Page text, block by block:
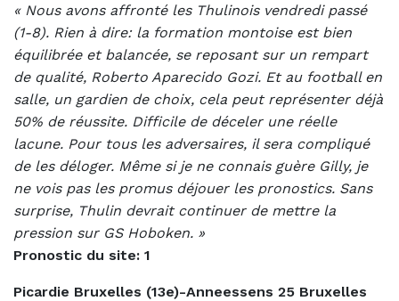
« Nous avons affronté les Thulinois vendredi passé
(1-8). Rien à dire: la formation montoise est bien
équilibrée et balancée, se reposant sur un rempart
de qualité, Roberto Aparecido Gozi. Et au football en
salle, un gardien de choix, cela peut représenter déjà
50% de réussite. Difficile de déceler une réelle
lacune. Pour tous les adversaires, il sera compliqué
de les déloger. Même si je ne connais guère Gilly, je
ne vois pas les promus déjouer les pronostics. Sans
surprise, Thulin devrait continuer de mettre la
pression sur GS Hoboken. »
Pronostic du site: 1
Picardie Bruxelles (13e)-Anneessens 25 Bruxelles